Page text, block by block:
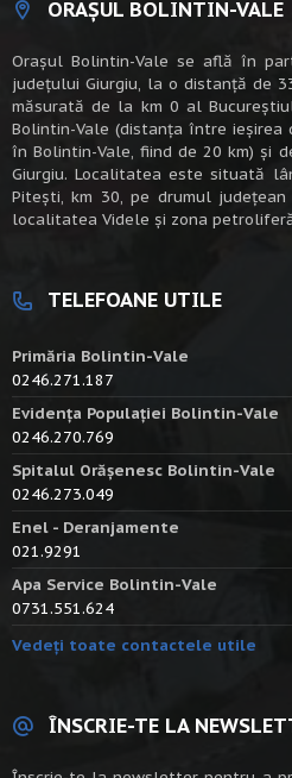
ORAȘUL BOLINTIN-VALE
Oraşul Bolintin-Vale se află în
judeţului Giurgiu, la o distanţă de
măsurată de la km 0 al
Bolintin-Vale (distanța între ieșirea
în Bolintin-Vale, fiind de 20 km) şi
Giurgiu. Localitatea este situată
Piteşti, km 30, pe drumul
localitatea Videle şi zona
TELEFOANE UTILE
Primăria Bolintin-Vale
0246.271.187
Evidența Populației Bolintin-Vale
0246.270.769
Spitalul Orășenesc Bolintin-Vale
0246.273.049
Enel - Deranjamente
021.9291
Apa Service Bolintin-Vale
0731.551.624
Vedeți toate contactele utile
ÎNSCRIE-TE LA